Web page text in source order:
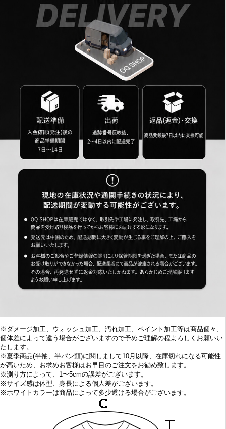
※ダメージ加工、ウォッシュ加工、汚れ加工、ペイント加工等は商品個々、
個体差によって違う場合がございますので予めご理解の程よろしくお願いい
たします。
※ 夏季商品(半袖、半パン類)に関しまして10月以降、在庫切れになる可能性
が高いため、お求めお客様はお早目のご注文をお勧め致します。
※測り方によって、1〜5cmの誤差がございます。
※サイズ感は体型、身長による個人差がございます。
※ホワイトカラーは商品によって多少透ける場合がございます。